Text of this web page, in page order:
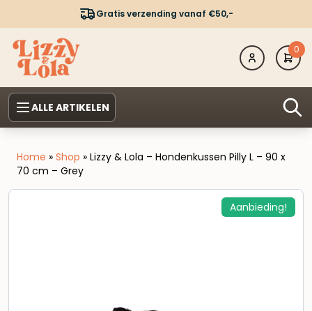
Gratis verzending vanaf €50,-
0
ALLE ARTIKELEN
Home » Shop » Lizzy & Lola – Hondenkussen Pilly L – 90 x
70 cm – Grey
Aanbieding!